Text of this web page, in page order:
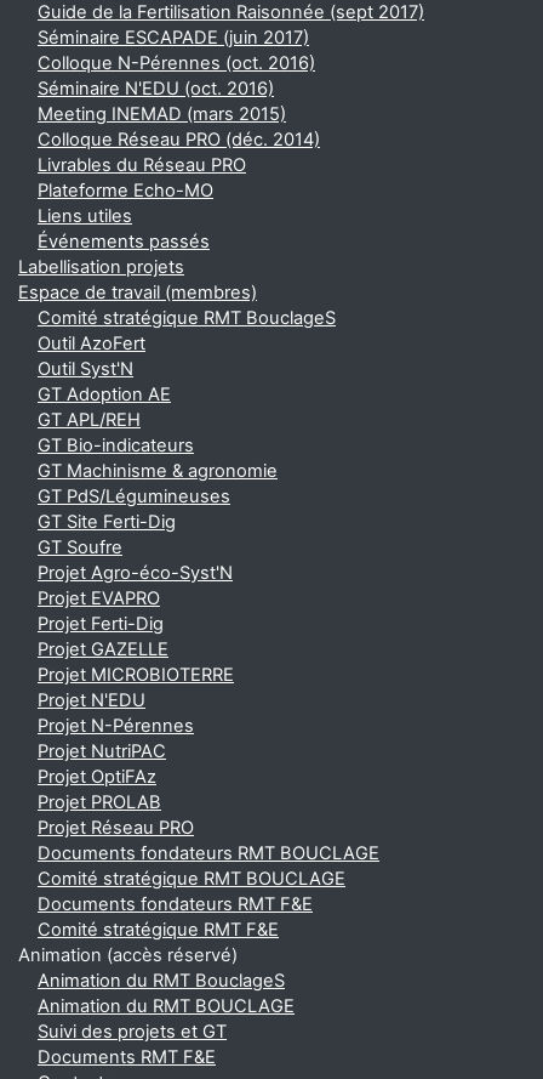
Guide de la Fertilisation Raisonnée (sept 2017)
Séminaire ESCAPADE (juin 2017)
Colloque N-Pérennes (oct. 2016)
Séminaire N'EDU (oct. 2016)
Meeting INEMAD (mars 2015)
Colloque Réseau PRO (déc. 2014)
Livrables du Réseau PRO
Plateforme Echo-MO
Liens utiles
Événements passés
Labellisation projets
Espace de travail (membres)
Comité stratégique RMT BouclageS
Outil AzoFert
Outil Syst'N
GT Adoption AE
GT APL/REH
GT Bio-indicateurs
GT Machinisme & agronomie
GT PdS/Légumineuses
GT Site Ferti-Dig
GT Soufre
Projet Agro-éco-Syst'N
Projet EVAPRO
Projet Ferti-Dig
Projet GAZELLE
Projet MICROBIOTERRE
Projet N'EDU
Projet N-Pérennes
Projet NutriPAC
Projet OptiFAz
Projet PROLAB
Projet Réseau PRO
Documents fondateurs RMT BOUCLAGE
Comité stratégique RMT BOUCLAGE
Documents fondateurs RMT F&E
Comité stratégique RMT F&E
Animation (accès réservé)
Animation du RMT BouclageS
Animation du RMT BOUCLAGE
Suivi des projets et GT
Documents RMT F&E